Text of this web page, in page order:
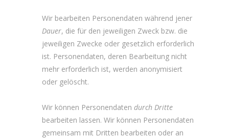
Wir bearbeiten Personendaten während jener
Dauer, die für den jeweiligen Zweck bzw. die
jeweiligen Zwecke oder gesetzlich erforderlich
ist. Personendaten, deren Bearbeitung nicht
mehr erforderlich ist, werden anonymisiert
oder gelöscht.
Wir können Personendaten durch Dritte
bearbeiten lassen. Wir können Personendaten
gemeinsam mit Dritten bearbeiten oder an